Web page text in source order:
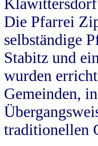
Die Pfarrei
selbständige
Stabitz und
wurden
Gemeinden,
traditionellen